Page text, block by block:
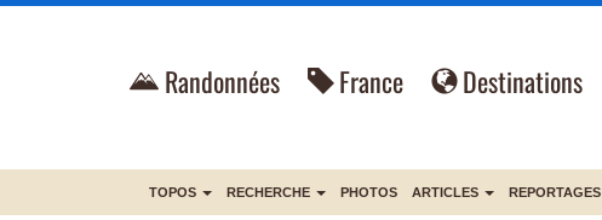
Randonnées France Destinations
TOPOS RECHERCHE PHOTOS ARTICLES REPORTAGES